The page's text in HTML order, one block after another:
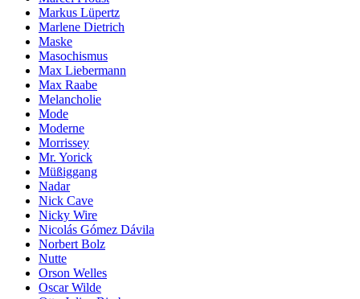
Markus Lüpertz
Marlene Dietrich
Maske
Masochismus
Max Liebermann
Max Raabe
Melancholie
Mode
Moderne
Morrissey
Mr. Yorick
Müßiggang
Nadar
Nick Cave
Nicky Wire
Nicolás Gómez Dávila
Norbert Bolz
Nutte
Orson Welles
Oscar Wilde